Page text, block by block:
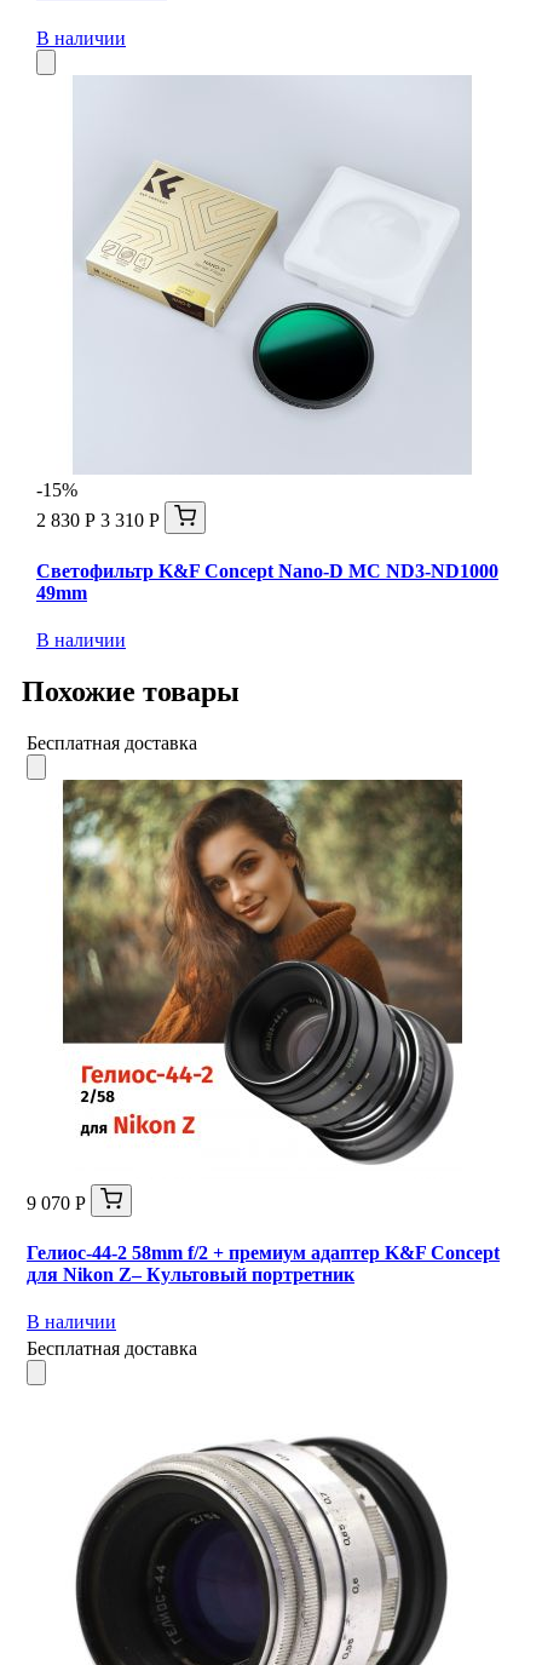
В наличии
-15%
2 830 Р 3 310 Р
Светофильтр K&F Concept Nano-D MC ND3-ND1000
49mm
В наличии
Похожие товары
Бесплатная доставка
9 070 Р
Гелиос-44-2 58mm f/2 + премиум адаптер K&F Concept
для Nikon Z– Культовый портретник
В наличии
Бесплатная доставка